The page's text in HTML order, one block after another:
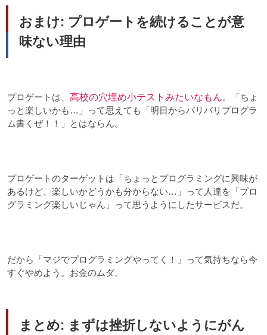
おまけ: プロゲートを続けることが意
味ない理由
プロゲートは、 高校の穴埋め小テストみたいなもん。「ちょ
っと楽しいかも…」って思えても「明日からバリバリプログラ
ム書くぜ！！」とはならん。
プロゲートのターゲットは「ちょっとプログラミングに興味が
あるけど、楽しいかどうかも分からない…」って人達を「プロ
グラミング楽しいじゃん」って思うようにしたサービスだ。
だから「マジでプログラミングやってく！」って気持ちなら今
すぐやめよう。お金のムダ。
まとめ: まずは挫折しないようにがん